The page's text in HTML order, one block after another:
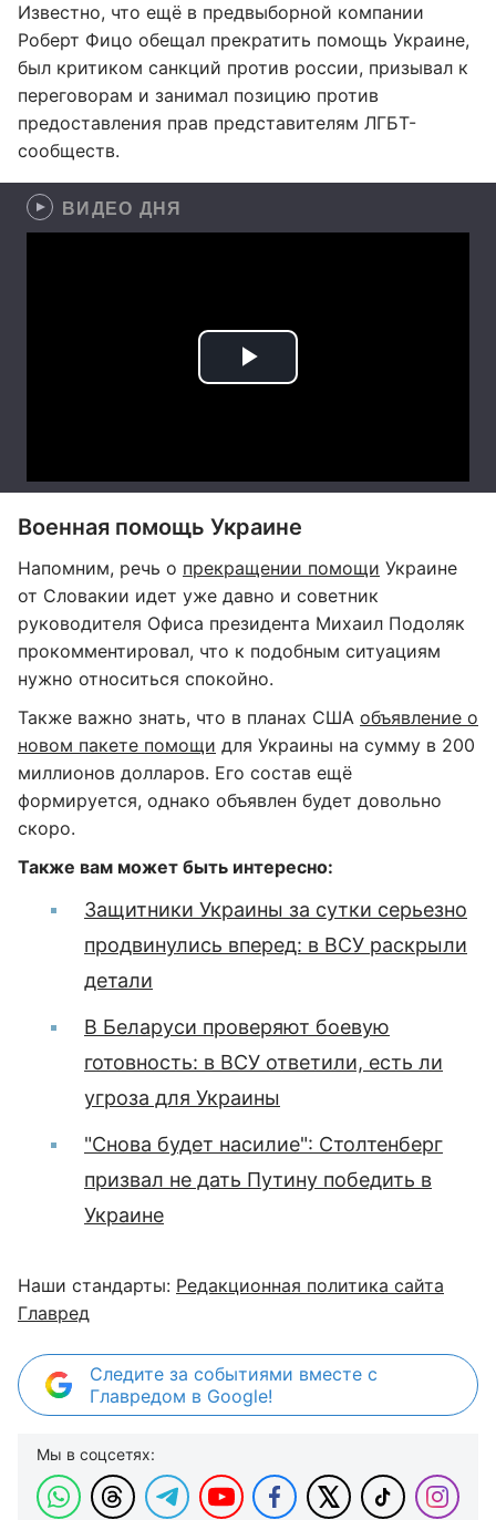
Известно, что ещё в предвыборной компании
Роберт Фицо обещал прекратить помощь Украине,
был критиком санкций против россии, призывал к
переговорам и занимал позицию против
предоставления прав представителям ЛГБТ-
сообществ.
ВИДЕО ДНЯ
Военная помощь Украине
Напомним, речь о прекращении помощи Украине
от Словакии идет уже давно и советник
руководителя Офиса президента Михаил Подоляк
прокомментировал, что к подобным ситуациям
нужно относиться спокойно.
Также важно знать, что в планах США объявление о
новом пакете помощи для Украины на сумму в 200
миллионов долларов. Его состав ещё
формируется, однако объявлен будет довольно
скоро.
Также вам может быть интересно:
Защитники Украины за сутки серьезно
продвинулись вперед: в ВСУ раскрыли
детали
В Беларуси проверяют боевую
готовность: в ВСУ ответили, есть ли
угроза для Украины
"Снова будет насилие": Столтенберг
призвал не дать Путину победить в
Украине
Наши стандарты: Редакционная политика сайта
Главред
Следите за событиями вместе с
Главредом в Google!
Мы в соцсетях: